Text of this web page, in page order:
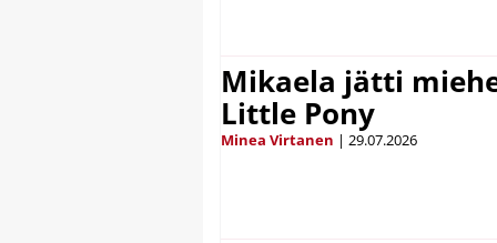
Mikaela jätti
Little Pony
Minea Virtanen | 29.07.2026